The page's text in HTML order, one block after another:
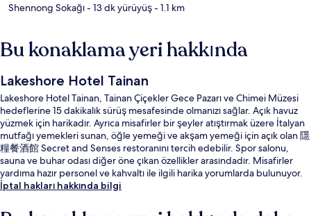
Shennong Sokağı- 13 dk yürüyüş- 1.1 km
Bu konaklama yeri hakkında
Lakeshore Hotel Tainan
Lakeshore Hotel Tainan, Tainan Çiçekler Gece Pazarı ve Chimei Müzesi
hedeflerine 15 dakikalık sürüş mesafesinde olmanızı sağlar. Açık havuz
yüzmek için harikadır. Ayrıca misafirler bir şeyler atıştırmak üzere İtalyan
mutfağı yemekleri sunan, öğle yemeği ve akşam yemeği için açık olan 隱
糧餐酒館 Secret and Senses restoranını tercih edebilir. Spor salonu,
sauna ve buhar odası diğer öne çıkan özellikler arasındadır. Misafirler
yardıma hazır personel ve kahvaltı ile ilgili harika yorumlarda bulunuyor.
İptal hakları hakkında bilgi